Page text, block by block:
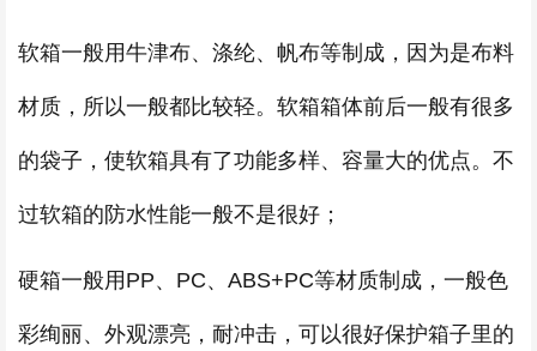
软箱一般用牛津布、涤纶、帆布等制成，因为是布料
材质，所以一般都比较轻。软箱箱体前后一般有很多
的袋子，使软箱具有了功能多样、容量大的优点。不
过软箱的防水性能一般不是很好；
硬箱一般用PP、PC、ABS+PC等材质制成，一般色
彩绚丽、外观漂亮，耐冲击，可以很好保护箱子里的